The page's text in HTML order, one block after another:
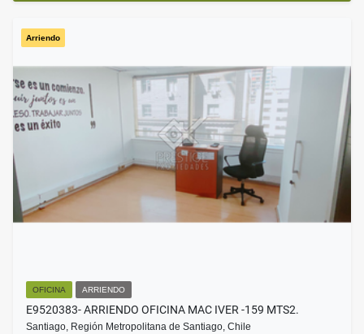
Arriendo
OFICINA ARRIENDO
E9520383- ARRIENDO OFICINA MAC IVER -159 MTS2.
Santiago, Región Metropolitana de Santiago, Chile